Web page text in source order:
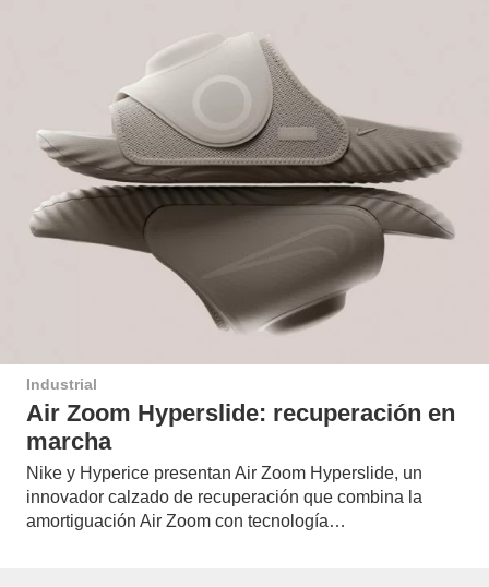
Industrial
Air Zoom Hyperslide: recuperación en
marcha
Nike y Hyperice presentan Air Zoom Hyperslide, un
innovador calzado de recuperación que combina la
amortiguación Air Zoom con tecnología…